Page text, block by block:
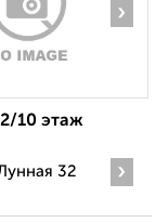
›
10 этаж
32
›